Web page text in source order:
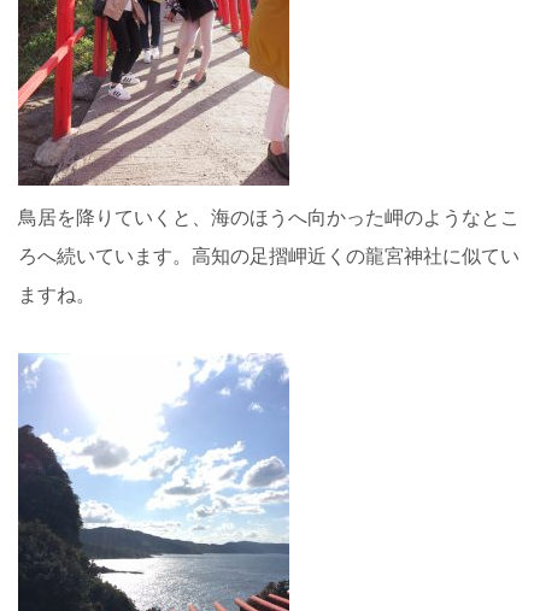
鳥居を降りていくと、海のほうへ向かった岬のようなとこ
ろへ続いています。高知の足摺岬近くの龍宮神社に似てい
ますね。